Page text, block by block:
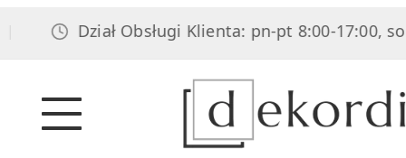
Dział Obsługi Klienta: pn-pt 8:00-17:00, sob